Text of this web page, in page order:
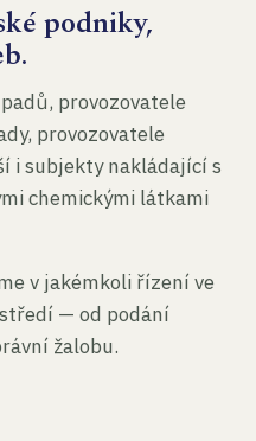
podniky,
provozovatele
provozovatele
i subjekty nakládající s
chemickými látkami
v jakémkoli řízení ve
— od podání
žalobu.